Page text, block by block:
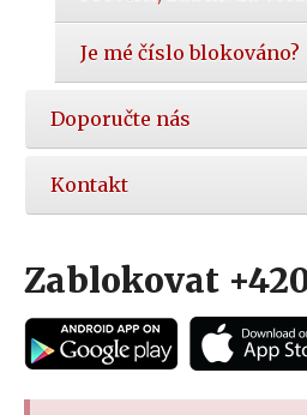
Je mé číslo blokováno?
Doporučte nás
Kontakt
Zablokovat